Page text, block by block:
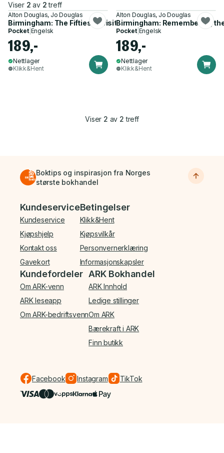
Viser 2 av 2 treff
Alton Douglas, Jo Douglas
Birmingham: The Fifties Revisited
Pocket| Engelsk
189,-
Nettlager
Klikk&Hent
Alton Douglas, Jo Douglas
Birmingham: Remembering
Pocket| Engelsk
189,-
Nettlager
Klikk&Hent
Viser 2 av 2 treff
Boktips og inspirasjon fra Norges
største bokhandel
Bunnmeny
Kundeservice
Kundeservice
Kjøpshjelp
Kontakt oss
Gavekort
Betingelser
Klikk&Hent
Kjøpsvilkår
Personvernerklæring
Informasjonskapsler
Kundefordeler
Om ARK-venn
ARK leseapp
Om ARK-bedriftsvenn
ARK Bokhandel
ARK Innhold
Ledige stillinger
Om ARK
Bærekraft i ARK
Finn butikk
Facebook Instagram TikTok